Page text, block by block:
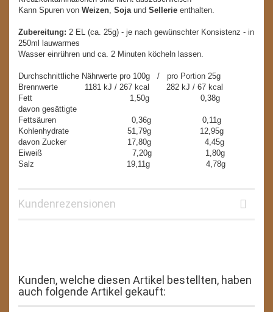
Kann Spuren von Weizen Soja und Sellerie enthalten.
Zubereitung: 2 EL (ca. 25g) - je nach gewünschter Konsistenz - in
250ml lauwarmes
Wasser einrühren und ca. 2 Minuten köcheln lassen.
Durchschnittliche Nährwerte pro 100g / pro Portion 25g
Brennwerte 1181 kJ / 267 kcal 282 kJ / 67 kcal
Fett 1,50g 0,38g
davon gesättigte
Fettsäuren 0,36g 0,11g
Kohlenhydrate 51,79g 12,95g
davon Zucker 17,80g 4,45g
Eiweiß 7,20g 1,80g
Salz 19,11g 4,78g
Kundenrezensionen
Kunden, welche diesen Artikel bestellten, haben
auch folgende Artikel gekauft: